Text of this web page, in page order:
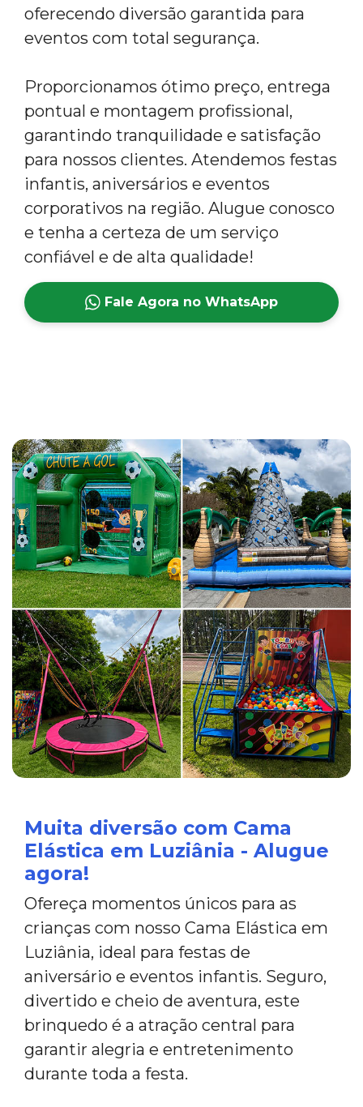
oferecendo diversão garantida para
eventos com total segurança.
Proporcionamos ótimo preço, entrega
pontual e montagem profissional,
garantindo tranquilidade e satisfação
para nossos clientes. Atendemos festas
infantis, aniversários e eventos
corporativos na região. Alugue conosco
e tenha a certeza de um serviço
confiável e de alta qualidade!
Fale Agora no WhatsApp
Muita diversão com Cama
Elástica em Luziânia - Alugue
agora!
Ofereça momentos únicos para as
crianças com nosso Cama Elástica em
Luziânia, ideal para festas de
aniversário e eventos infantis. Seguro,
divertido e cheio de aventura, este
brinquedo é a atração central para
garantir alegria e entretenimento
durante toda a festa.